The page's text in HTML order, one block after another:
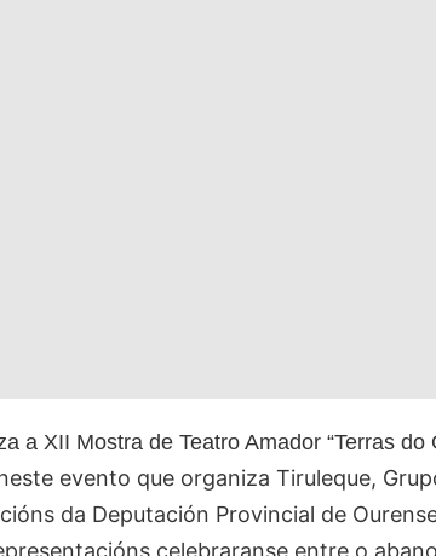
a XII Mostra de Teatro Amador “Terras do
evento que organiza Tiruleque,
da Deputación Provincial de
celebraranse entre o